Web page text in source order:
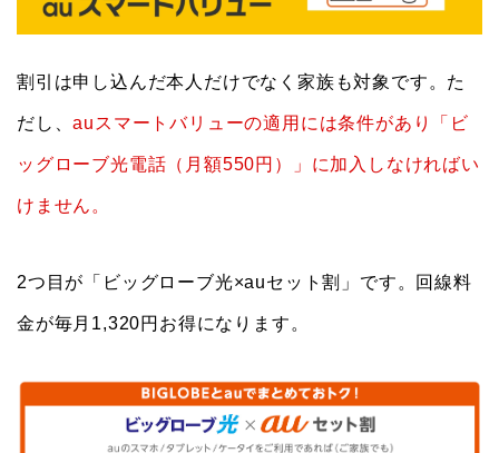
割引は申し込んだ本人だけでなく家族も対象です。た
だし、auスマートバリューの適用には条件があり「ビ
ッグローブ光電話（月額550円）」に加入しなければい
けません。
2つ目が「ビッグローブ光×auセット割」です。回線料
金が毎月1,320円お得になります。